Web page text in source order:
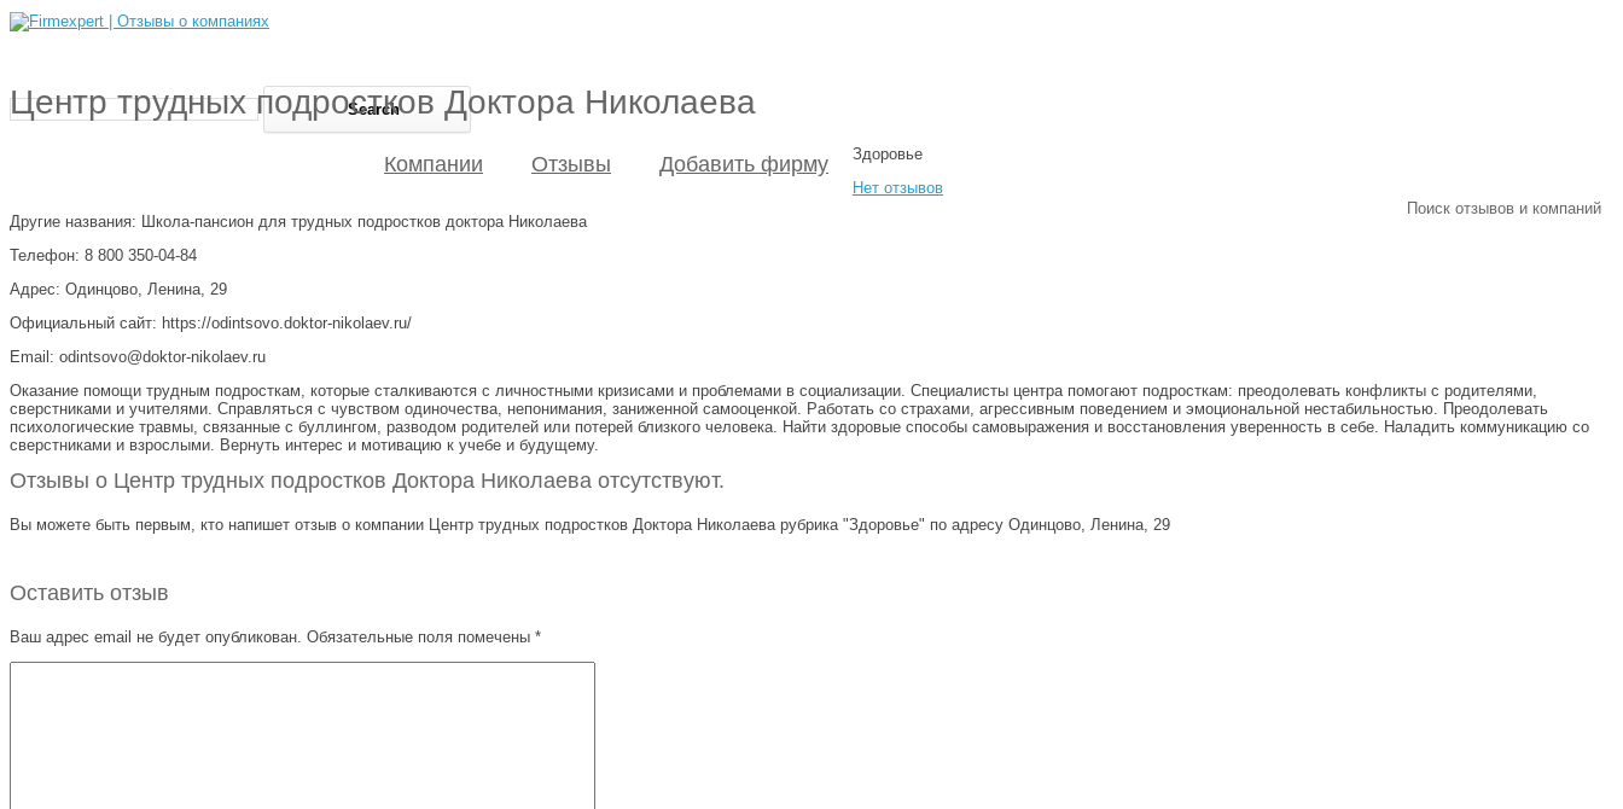
Поиск отзывов и компаний
Компании Отзывы Добавить фирму
Центр трудных подростков Доктора Николаева
Здоровье
Нет отзывов
Другие названия: Школа-пансион для трудных подростков доктора Николаева
Телефон: 8 800 350-04-84
Адрес: Одинцово, Ленина, 29
Официальный сайт: https://odintsovo.doktor-nikolaev.ru/
Email: odintsovo@doktor-nikolaev.ru
Оказание помощи трудным подросткам, которые сталкиваются с личностными кризисами и проблемами в социализации. Специалисты центра помогают подросткам: преодолевать конфликты с родителями,
сверстниками и учителями. Справляться с чувством одиночества, непонимания, заниженной самооценкой. Работать со страхами, агрессивным поведением и эмоциональной нестабильностью. Преодолевать
психологические травмы, связанные с буллингом, разводом родителей или потерей близкого человека. Найти здоровые способы самовыражения и восстановления уверенность в себе. Наладить коммуникацию со
сверстниками и взрослыми. Вернуть интерес и мотивацию к учебе и будущему.
Отзывы о Центр трудных подростков Доктора Николаева отсутствуют.
Вы можете быть первым, кто напишет отзыв о компании Центр трудных подростков Доктора Николаева рубрика "Здоровье" по адресу Одинцово, Ленина, 29
Оставить отзыв
Ваш адрес email не будет опубликован. Обязательные поля помечены *